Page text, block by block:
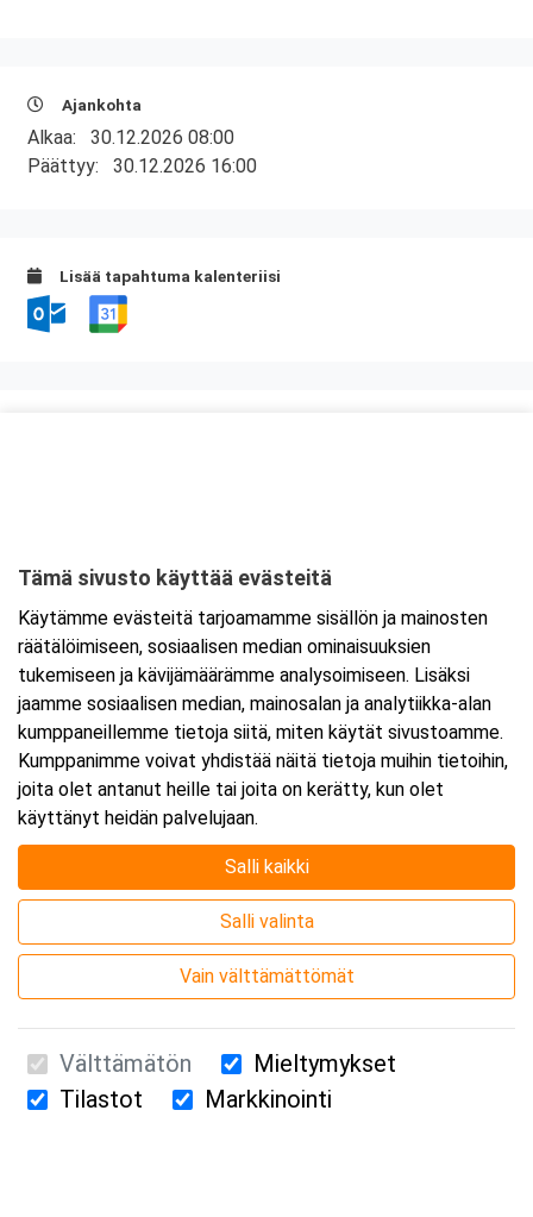
Ajankohta
Alkaa: 30.12.2026 08:00
Päättyy: 30.12.2026 16:00
Lisää tapahtuma kalenteriisi
Tarkempi kartta ja ajo-ohjeet
Suomen Ensiapukoulutus Oy / Valimotie 21 / 00380 Helsinki
Tämä sivusto käyttää evästeitä
Käytämme evästeitä tarjoamamme sisällön ja mainosten
räätälöimiseen, sosiaalisen median ominaisuuksien
tukemiseen ja kävijämäärämme analysoimiseen. Lisäksi
jaamme sosiaalisen median, mainosalan ja analytiikka-alan
kumppaneillemme tietoja siitä, miten käytät sivustoamme.
Kumppanimme voivat yhdistää näitä tietoja muihin tietoihin,
joita olet antanut heille tai joita on kerätty, kun olet
käyttänyt heidän palvelujaan.
Salli kaikki
Salli valinta
Vain välttämättömät
Välttämätön
Mieltymykset
Tilastot
Markkinointi